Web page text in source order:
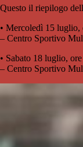
Questo il riepilogo
•⁠ ⁠Mercoledì 15 luglio,
– Centro Sportivo
•⁠ ⁠Sabato 18 luglio,
– Centro Sportivo